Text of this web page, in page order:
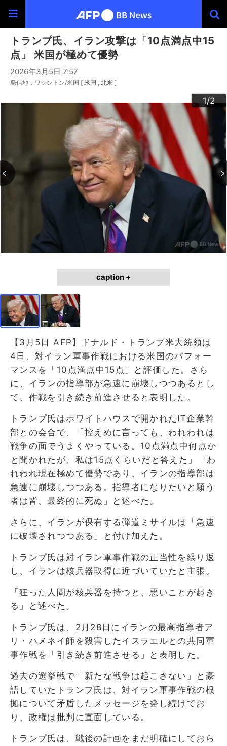
トランプ氏、イラン攻撃は「10点満点中15
点」 米国が極めて優勢
2026年3月5日 7:57
発信地：ワシントン/米国 [ 米国 北米 ]
1/2
2/2
caption +
【3月5日 AFP】ドナルド・トランプ米大統領は
4日、対イラン軍事作戦における米国のパフォー
マンスを「10点満点中15点」と評価した。さら
に、イランの指導部が急速に崩壊しつつあるとし
て、作戦を引き続き前進させると表明した。
トランプ氏はホワイトハウスで開かれたIT企業幹
部との会合で、「控えめに言っても、われわれは
戦争の面でうまくやっている。10点満点中何点か
と聞かれたが、私は15点くらいだと答えた」「わ
れわれ現在極めて優勢であり、イランの指導部は
急速に崩壊しつつある。指導者になりたいと願う
者は皆、最終的に死ぬ」と述べた。
さらに、イランが保有する弾道ミサイルは「急速
に破壊されつつある」と付け加えた。
トランプ氏は対イラン軍事作戦の正当性を繰り返
し、イランは核兵器取得に近づいていたと主張。
「狂った人間が核兵器を持つと、悪いことが起き
る」と述べた。
トランプ氏は、2月28日にイランの最高指導者ア
リ・ハメネイ師を殺害したイスラエルとの共同軍
事作戦を「引き続き前進させる」と表明した。
過去の選挙戦で「新たな戦争は起こさない」と豪
語していたトランプ氏は、対イラン軍事作戦の根
拠について矛盾したメッセージを発し続けてお
り、政権は批判に直面している。
トランプ氏は、戦後の計画をまだ明確にしておら